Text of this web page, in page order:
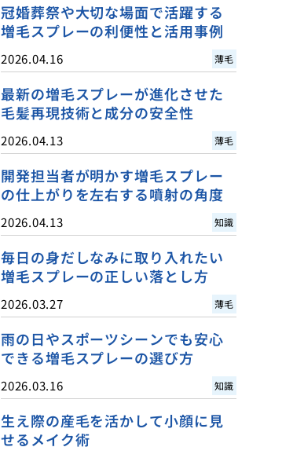
冠婚葬祭や大切な場面で活躍する
増毛スプレーの利便性と活用事例
2026.04.16 薄毛
最新の増毛スプレーが進化させた
毛髪再現技術と成分の安全性
2026.04.13 薄毛
開発担当者が明かす増毛スプレー
の仕上がりを左右する噴射の角度
2026.04.13 知識
毎日の身だしなみに取り入れたい
増毛スプレーの正しい落とし方
2026.03.27 薄毛
雨の日やスポーツシーンでも安心
できる増毛スプレーの選び方
2026.03.16 知識
生え際の産毛を活かして小顔に見
せるメイク術